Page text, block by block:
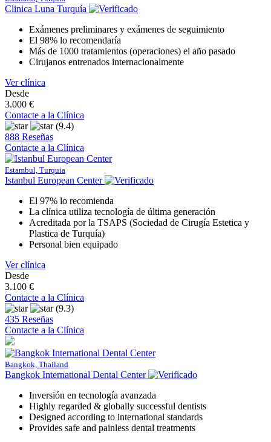
Clinica Luna Turquía
Exámenes preliminares y exámenes de seguimiento
El 98% lo recomendaría
Más de 1000 tratamientos (operaciones) el año pasado
Cirujanos entrenados internacionalmente
Ver clínica
Desde
3.000 €
Contacte a la Clínica
(9.4)
888 Reseñas
Contacte a la Clínica
Estambul, Turquia
Istanbul European Center
El 97% lo recomienda
La clínica utiliza tecnología de última generación
Acreditada por la TSAPS (Sociedad de Cirugía Estetica y
Plastica de Turquía)
Personal bien equipado
Ver clínica
Desde
3.100 €
Contacte a la Clínica
(9.3)
435 Reseñas
Contacte a la Clínica
Bangkok, Thailand
Bangkok International Dental Center
Inversión en tecnología avanzada
Highly regarded & globally successful dentists
Designed according to international standards
Provides safe and painless dental treatments